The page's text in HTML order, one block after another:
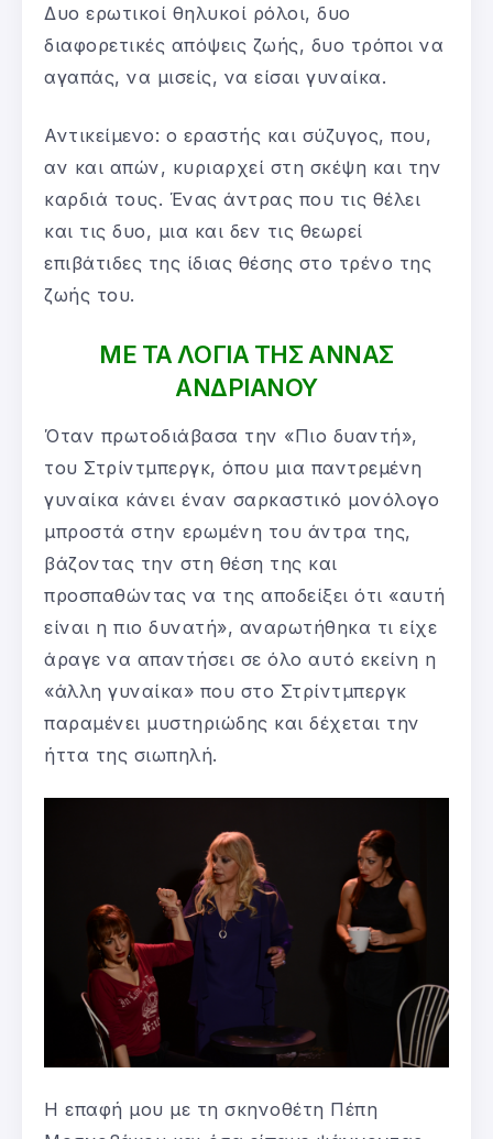
Δυο ερωτικοί θηλυκοί ρόλοι, δυο
διαφορετικές απόψεις ζωής, δυο τρόποι να
αγαπάς, να μισείς, να είσαι γυναίκα.
Αντικείμενο: ο εραστής και σύζυγος, που,
αν και απών, κυριαρχεί στη σκέψη και την
καρδιά τους. Ένας άντρας που τις θέλει
και τις δυο, μια και δεν τις θεωρεί
επιβάτιδες της ίδιας θέσης στο τρένο της
ζωής του.
ΜΕ ΤΑ ΛΟΓΙΑ ΤΗΣ ΑΝΝΑΣ
ΑΝΔΡΙΑΝΟΥ
Όταν πρωτοδιάβασα την «Πιο δυαντή»,
του Στρίντμπεργκ, όπου μια παντρεμένη
γυναίκα κάνει έναν σαρκαστικό μονόλογο
μπροστά στην ερωμένη του άντρα της,
βάζοντας την στη θέση της και
προσπαθώντας να της αποδείξει ότι «αυτή
είναι η πιο δυνατή», αναρωτήθηκα τι είχε
άραγε να απαντήσει σε όλο αυτό εκείνη η
«άλλη γυναίκα» που στο Στρίντμπεργκ
παραμένει μυστηριώδης και δέχεται την
ήττα της σιωπηλή.
Η επαφή μου με τη σκηνοθέτη Πέπη